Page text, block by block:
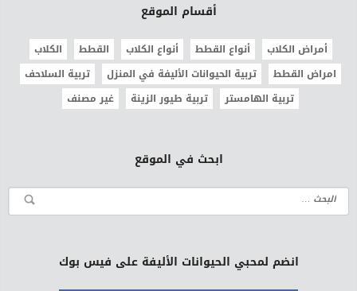
أقسام الموقع
أمراض الكلاب أنواع القطط أنواع الكلاب القطط
الكلاب
امراض القطط
تربية الحيوانات الأليفة في المنزل
تربية السلاحف
تربية الهامستر
تربية طيور الزينة غير مصنف
ابحث في الموقع
انضم لمحبي الحيوانات الأليفة على فيس بوك